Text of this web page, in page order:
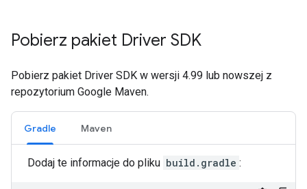
Pobierz pakiet Driver SDK
Pobierz pakiet Driver SDK w wersji 4.99 lub nowszej z
repozytorium Google Maven.
Gradle Maven
Dodaj te informacje do pliku build.gradle :